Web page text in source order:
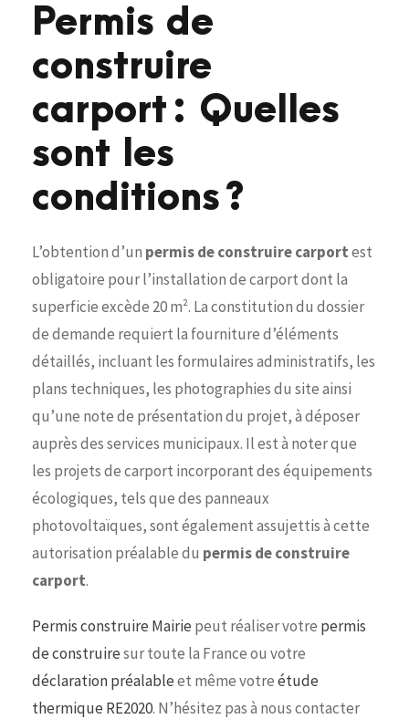
Permis de
construire
carport : Quelles
sont les
conditions ?
L’obtention d’un permis de construire carportest
obligatoire pour l’installation de carport dont la
superficie excède 20 m². La constitution du dossier
de demande requiert la fourniture d’éléments
détaillés, incluant les formulaires administratifs, les
plans techniques, les photographies du site ainsi
qu’une note de présentation du projet, à déposer
auprès des services municipaux. Il est à noter que
les projets de carport incorporant des équipements
écologiques, tels que des panneaux
photovoltaïques, sont également assujettis à cette
autorisation préalable du permis de construire
carport.
Permis construire Mairie peut réaliser votre permis
de construiresur toute la France ou votre
déclaration préalableet même votreétude
thermique RE2020. N’hésitez pas à nous contacter